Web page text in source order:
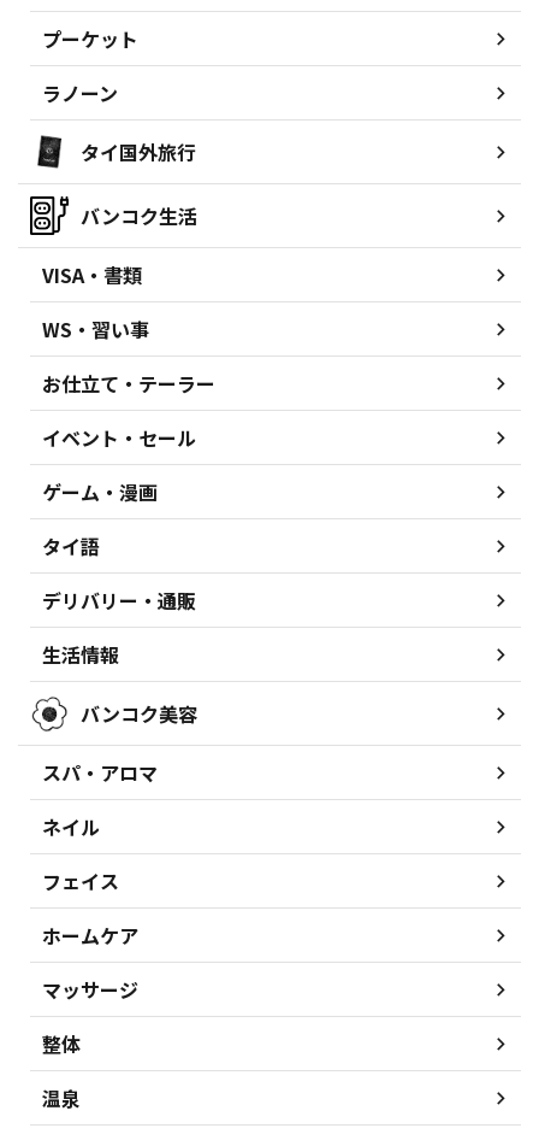
プーケット
ラノーン
タイ国外旅行
バンコク生活
VISA・書類
WS・習い事
お仕立て・テーラー
イベント・セール
ゲーム・漫画
タイ語
デリバリー・通販
生活情報
バンコク美容
スパ・アロマ
ネイル
フェイス
ホームケア
マッサージ
整体
温泉